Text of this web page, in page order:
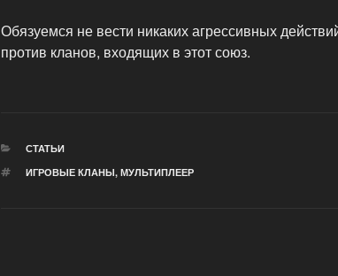
Обязуемся не вести никаких агрессивных
против кланов, входящих в этот союз.
РУБРИКИ
СТАТЬИ
МЕТКИ
ИГРОВЫЕ КЛАНЫ, МУЛЬТИПЛЕЕР